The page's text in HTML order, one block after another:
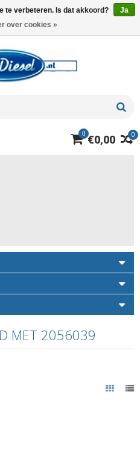
0
0 €0,00
MET 2056039
te verbeteren. Is dat akkoord?
Ja
over cookies »